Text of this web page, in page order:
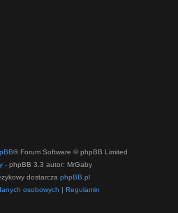
® Forum Software © phpBB Limited
- phpBB 3.3 autor: MrGaby
dostarcza phpBB.pl
osobowych | Regulamin